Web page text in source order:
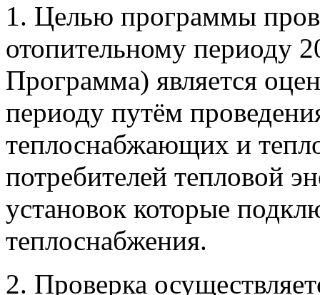
1. Целью программы
отопительному периоду
Программа) является
периоду путём
теплоснабжающих и
потребителей тепловой
установок которые
теплоснабжения.
2. Проверка